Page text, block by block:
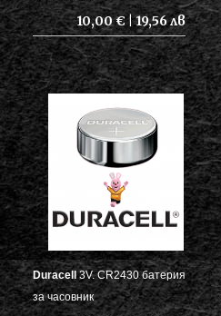
10,00 € | 19,56 лв
Duracell3V. CR2430 батерия
за часовник